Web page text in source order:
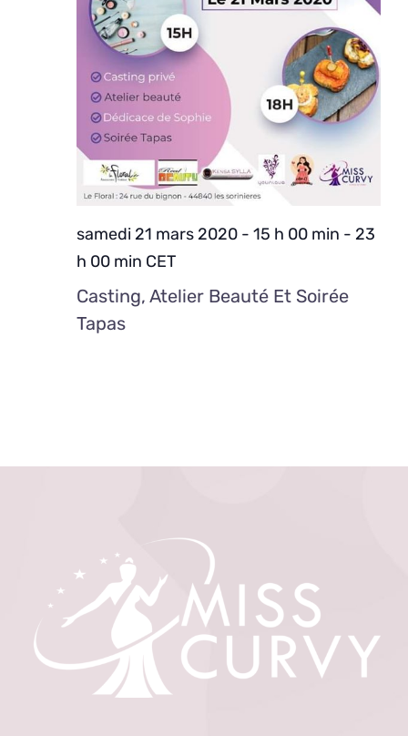
samedi 21 mars 2020 - 15 h 00 min - 23
h 00 min CET
Casting, Atelier Beauté Et Soirée
Tapas